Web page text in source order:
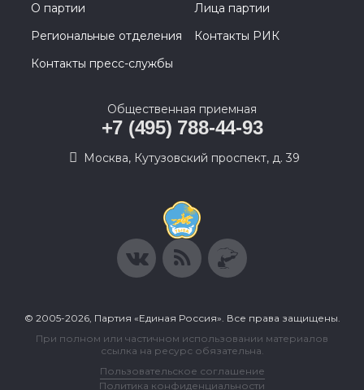
О партии
Лица партии
Региональные отделения
Контакты РИК
Контакты пресс-службы
Общественная приемная
+7 (495) 788-44-93
Москва, Кутузовский проспект, д. 39
© 2005-2026, Партия «Единая Россия». Все права защищены.
При полном или частичном использовании материалов
ссылка на ресурс обязательна.
Пользовательское соглашение
Политика конфиденциальности